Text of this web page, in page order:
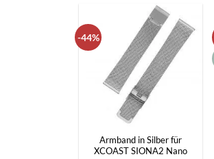
-44%
Armband in Silber für
XCOAST SIONA2 Nano